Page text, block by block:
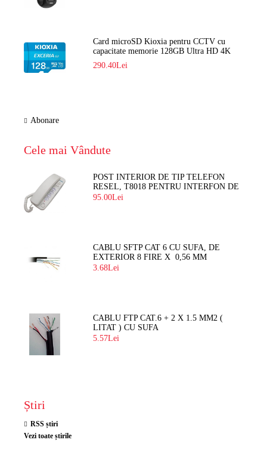
Card microSD Kioxia pentru CCTV cu
capacitate memorie 128GB Ultra HD 4K
LMEX2L128GG2
290.40Lei
Abonare
Cele mai Vândute
POST INTERIOR DE TIP TELEFON
RESEL, T8018 PENTRU INTERFON DE
BLOC
95.00Lei
CABLU SFTP CAT 6 CU SUFA, DE
EXTERIOR 8 FIRE X 0,56 MM
3.68Lei
CABLU FTP CAT.6 + 2 X 1.5 MM2 (
LITAT ) CU SUFA
5.57Lei
Știri
RSS știri
Vezi toate știrile